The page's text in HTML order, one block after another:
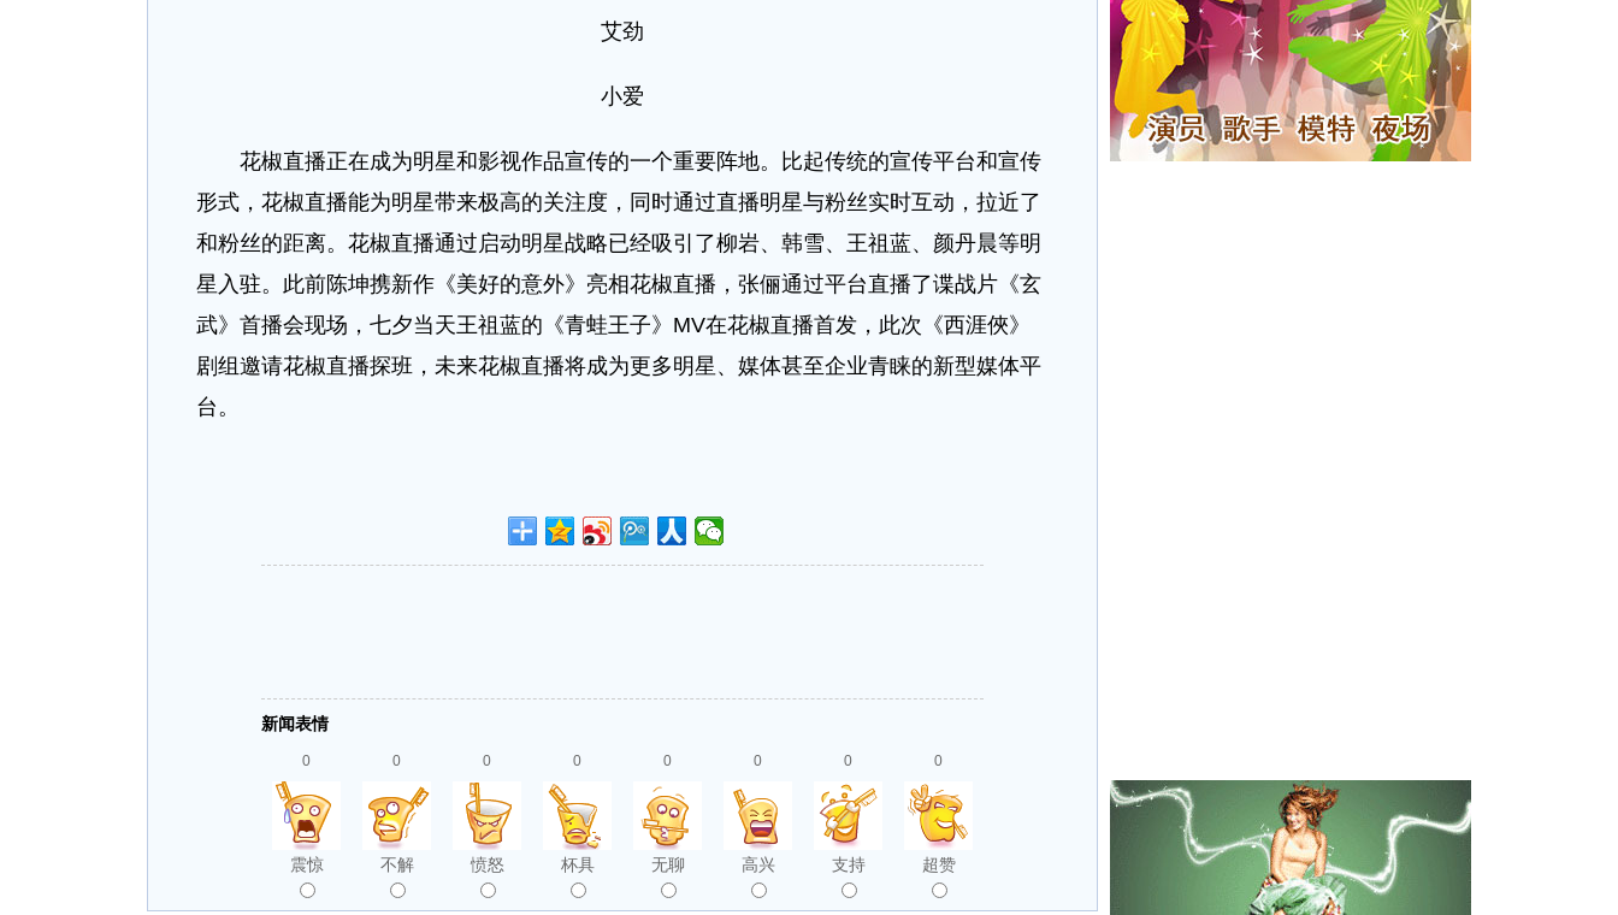
艾劲
小爱
花椒直播正在成为明星和影视作品宣传的一个重要阵地。比起传统的宣传平台和宣传
形式，花椒直播能为明星带来极高的关注度，同时通过直播明星与粉丝实时互动，拉近了
和粉丝的距离。花椒直播通过启动明星战略已经吸引了柳岩、韩雪、王祖蓝、颜丹晨等明
星入驻。此前陈坤携新作《美好的意外》亮相花椒直播，张俪通过平台直播了谍战片《玄
武》首播会现场，七夕当天王祖蓝的《青蛙王子》MV在花椒直播首发，此次《西涯俠》
剧组邀请花椒直播探班，未来花椒直播将成为更多明星、媒体甚至企业青睐的新型媒体平
台。
新闻表情
0
震惊
0
不解
0
愤怒
0
杯具
0
无聊
0
高兴
0
支持
0
超赞